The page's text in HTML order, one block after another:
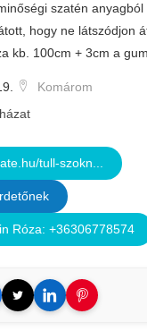
szatén anyagból
hogy ne látszódjon
kb. 100cm + 3cm a
Komárom
tull-szokn...
Róza: +36306778574